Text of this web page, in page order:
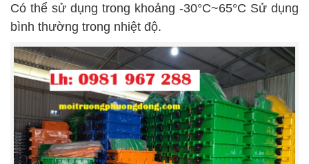
Có thể sử dụng trong khoảng -30°C~65°C Sử dụng
bình thường trong nhiệt độ.